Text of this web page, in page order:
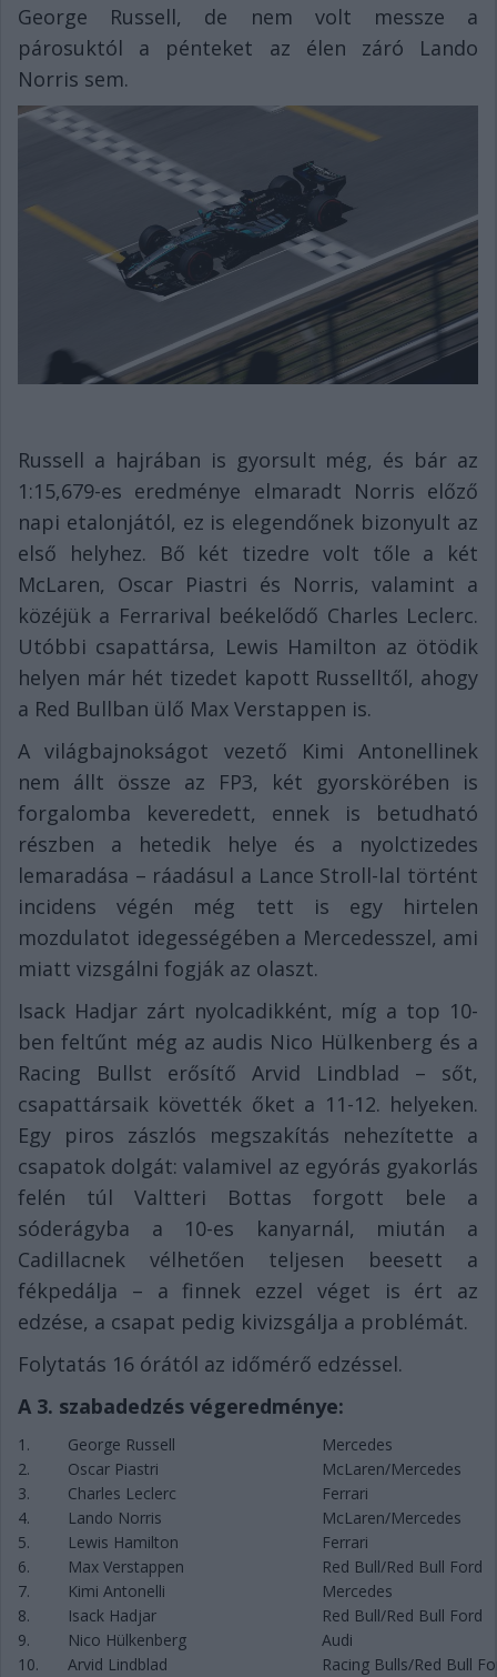
George Russell, de nem volt messze a
párosuktól a pénteket az élen záró Lando
Norris sem.
Russell a hajrában is gyorsult még, és bár az
1:15,679-es eredménye elmaradt Norris előző
napi etalonjától, ez is elegendőnek bizonyult az
első helyhez. Bő két tizedre volt tőle a két
McLaren, Oscar Piastri és Norris, valamint a
közéjük a Ferrarival beékelődő Charles Leclerc.
Utóbbi csapattársa, Lewis Hamilton az ötödik
helyen már hét tizedet kapott Russelltől, ahogy
a Red Bullban ülő Max Verstappen is.
A világbajnokságot vezető Kimi Antonellinek
nem állt össze az FP3, két gyorskörében is
forgalomba keveredett, ennek is betudható
részben a hetedik helye és a nyolctizedes
lemaradása – ráadásul a Lance Stroll-lal történt
incidens végén még tett is egy hirtelen
mozdulatot idegességében a Mercedesszel, ami
miatt vizsgálni fogják az olaszt.
Isack Hadjar zárt nyolcadikként, míg a top 10-
ben feltűnt még az audis Nico Hülkenberg és a
Racing Bullst erősítő Arvid Lindblad – sőt,
csapattársaik követték őket a 11-12. helyeken.
Egy piros zászlós megszakítás nehezítette a
csapatok dolgát: valamivel az egyórás gyakorlás
felén túl Valtteri Bottas forgott bele a
sóderágyba a 10-es kanyarnál, miután a
Cadillacnek vélhetően teljesen beesett a
fékpedálja – a finnek ezzel véget is ért az
edzése, a csapat pedig kivizsgálja a problémát.
Folytatás 16 órától az időmérő edzéssel.
A 3. szabadedzés végeredménye:
1. George Russell
Mercedes
2.
Oscar Piastri
McLaren/Mercedes
3.
Charles Leclerc
Ferrari
4.
Lando Norris
McLaren/Mercedes
5.
Lewis Hamilton
Ferrari
6.
Max Verstappen
Red Bull/Red Bull Ford
7.
Kimi Antonelli
Mercedes
8.
Isack Hadjar
Red Bull/Red Bull Ford
9.
Nico Hülkenberg
Audi
10.
Arvid Lindblad
Racing Bulls/Red Bull